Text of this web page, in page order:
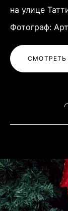
на улице
Фотограф: